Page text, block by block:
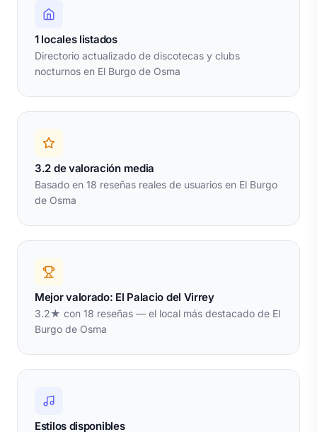
1 locales listados
Directorio actualizado de discotecas y clubs
nocturnos en El Burgo de Osma
3.2 de valoración media
Basado en 18 reseñas reales de usuarios en El Burgo
de Osma
Mejor valorado: El Palacio del Virrey
3.2★ con 18 reseñas — el local más destacado de El
Burgo de Osma
Estilos disponibles